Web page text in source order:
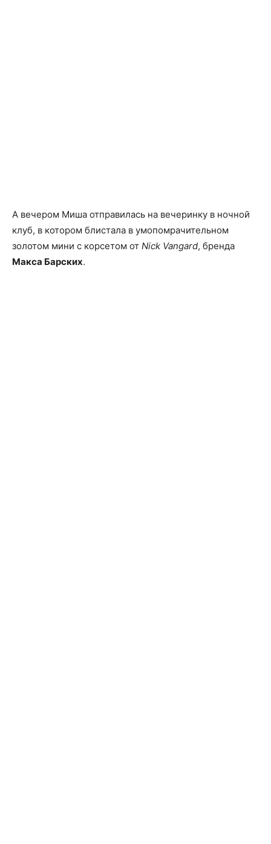
А вечером Миша отправилась на вечеринку в ночной
клуб, в котором блистала в умопомрачительном
золотом мини с корсетом от Nick Vangard, бренда
Макса Барских.